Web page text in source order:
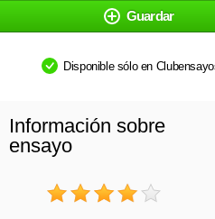
Guardar
Disponible sólo en
Información sobre
ensayo